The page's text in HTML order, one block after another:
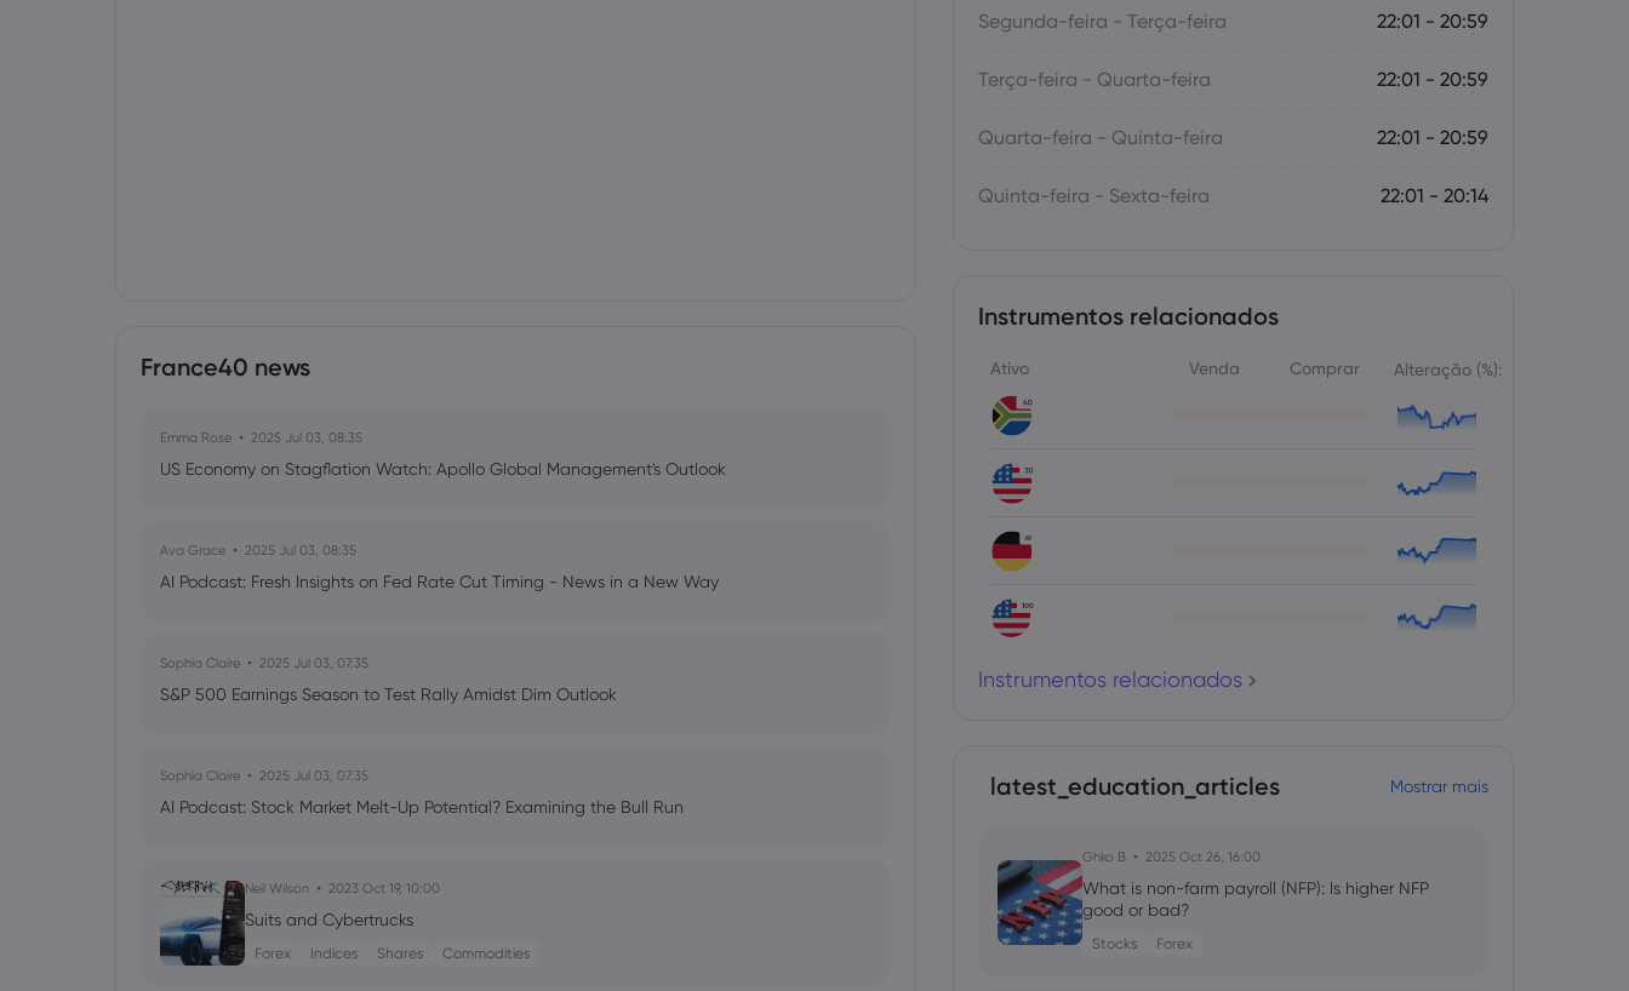
France40 news
Emma Rose 2025 Jul 03, 08:35
US Economy on Stagflation Watch: Apollo Global Management's Outlook
Ava Grace 2025 Jul 03, 08:35
AI Podcast: Fresh Insights on Fed Rate Cut Timing - News in a New Way
Sophia Claire 2025 Jul 03, 07:35
S&P 500 Earnings Season to Test Rally Amidst Dim Outlook
Sophia Claire 2025 Jul 03, 07:35
AI Podcast: Stock Market Melt-Up Potential? Examining the Bull Run
Neil Wilson 2023 Oct 19, 10:00
Suits and Cybertrucks
Forex Indices Shares Commodities
Segunda-feira - Terça-feira 22:01 - 20:59
Terça-feira - Quarta-feira 22:01 - 20:59
Quarta-feira - Quinta-feira 22:01 - 20:59
Quinta-feira - Sexta-feira 22:01 - 20:14
Instrumentos relacionados
Ativo Venda Comprar Alteração (%):
Instrumentos relacionados
latest_education_articles Mostrar mais
Ghko B 2025 Oct 26, 16:00
What is non-farm payroll (NFP): Is higher NFP
good or bad?
Stocks Forex